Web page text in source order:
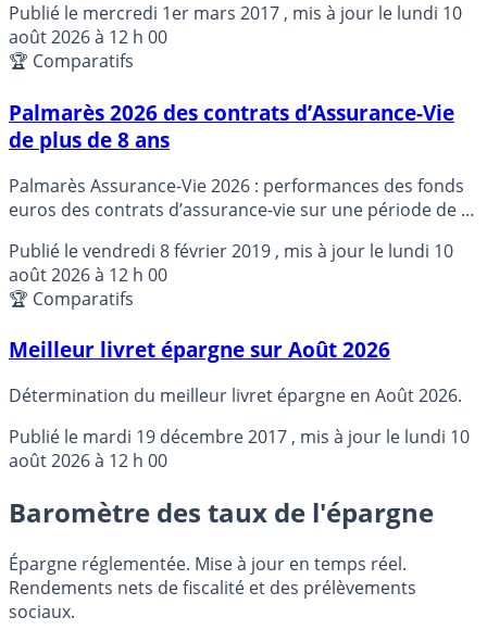
carte bancaire qui épargne.
Publié le mercredi 1er mars 2017 , mis à jour le lundi 10
août 2026 à 12 h 00
🏆 Comparatifs
Palmarès 2026 des contrats d’Assurance-Vie
de plus de 8 ans
Palmarès Assurance-Vie 2026 : performances des fonds
euros des contrats d’assurance-vie sur une période de 8
Publié levendredi 8 février 2019 , mis à jour le lundi 10
août 2026 à 12 h 00
🏆 Comparatifs
Meilleur livret épargne sur Août 2026
Détermination du meilleur livret épargne en Août 2026.
Publié le mardi 19 décembre 2017 , mis à jour le lundi 10
août 2026 à 12 h 00
Baromètre des taux de l'épargne
Épargne réglementée. Mise à jour en temps réel.
Rendements nets de fiscalité et des prélèvements
sociaux.